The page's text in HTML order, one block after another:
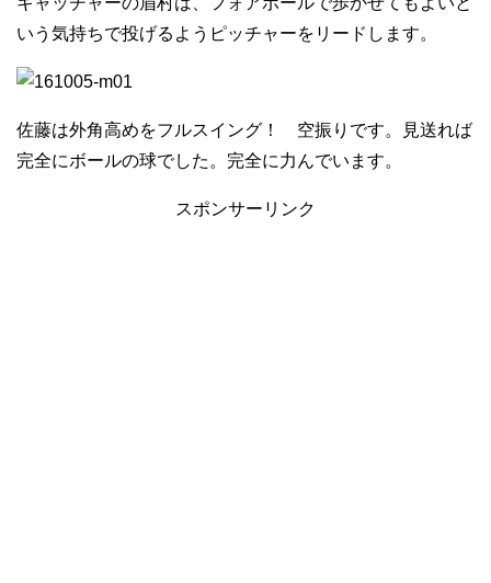
いう気持ちで投げるようピッチャーをリードします。
佐藤は外角高めをフルスイング！ 空振りです。見送れば
完全にボールの球でした。完全に力んでいます。
スポンサーリンク